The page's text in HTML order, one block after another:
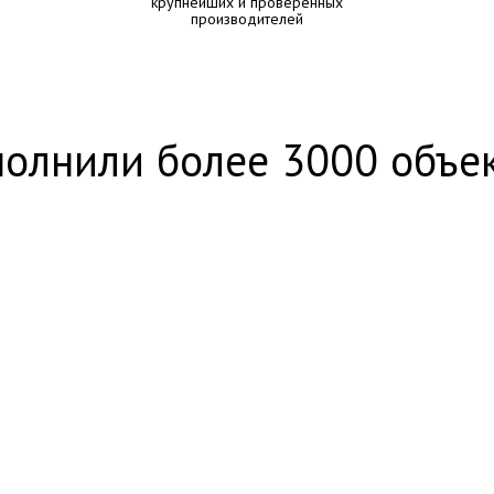
производителей
более 3000